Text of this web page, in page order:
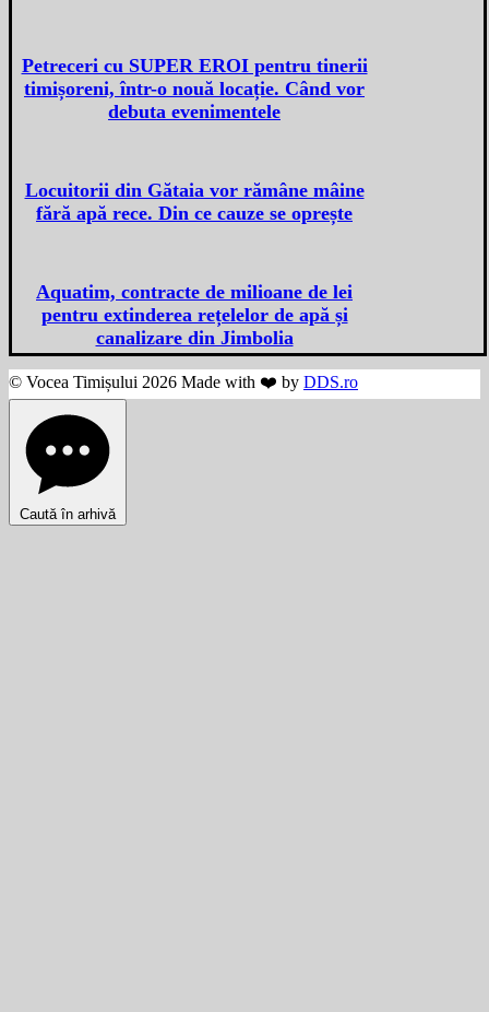
Petreceri cu SUPER EROI pentru tinerii
timișoreni, într-o nouă locație. Când vor
debuta evenimentele
Locuitorii din Gătaia vor rămâne mâine
fără apă rece. Din ce cauze se oprește
Aquatim, contracte de milioane de lei
pentru extinderea rețelelor de apă și
canalizare din Jimbolia
© Vocea Timișului 2026 Made with ❤️ by DDS.ro
Caută în arhivă